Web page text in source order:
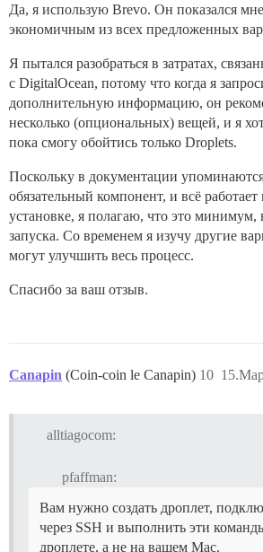
Да, я использую Brevo. Он показался
экономичным из всех предложенных
Я пытался разобраться в затратах,
с DigitalOcean, потому что когда я
дополнительную информацию, он
несколько (опциональных) вещей, и я
пока смогу обойтись только Droplets.
Поскольку в документации
обязательный компонент, и всё
установке, я полагаю, что это
запуска. Со временем я изучу другие
могут улучшить весь процесс.
Спасибо за ваш отзыв.
Canapin (Coin-coin le Canapin) 10
alltiagocom:
pfaffman:
Вам нужно создать дроплет,
через SSH и выполнить эти
дроплете, а не на вашем Mac.